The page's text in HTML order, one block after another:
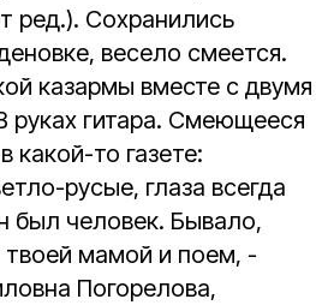
ред.). Сохранились
весело смеется.
казармы вместе с двумя
руках гитара. Смеющееся
то газете:
русые, глаза всегда
был человек. Бывало,
твоей мамой и поем, -
Погорелова,